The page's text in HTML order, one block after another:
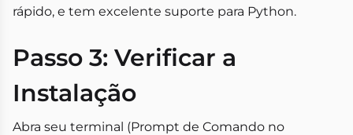
rápido, e tem excelente suporte para Python.
Passo 3: Verificar a
Instalação
Abra seu terminal (Prompt de Comando no